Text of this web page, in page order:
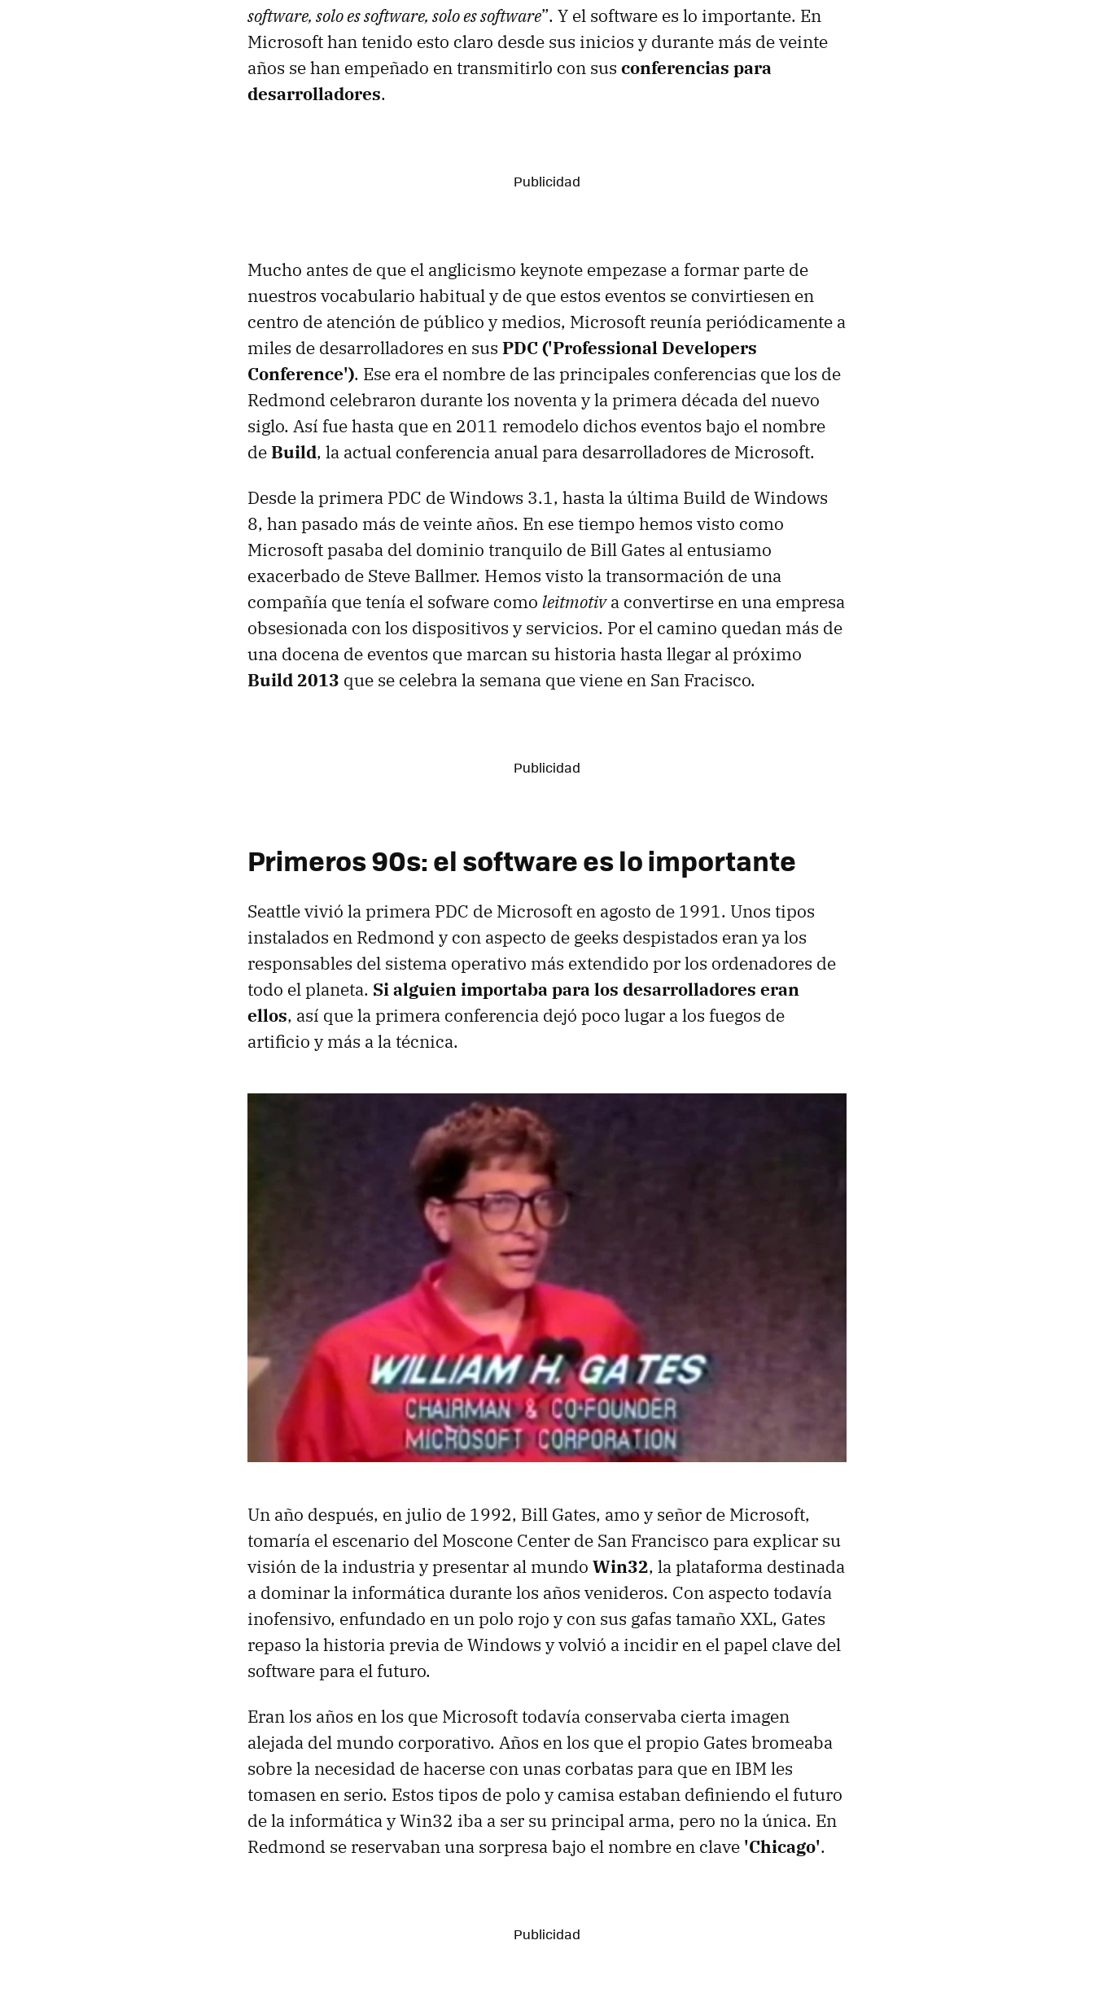
software, solo es software, solo es software”. Y el software es lo importante. En
Microsoft han tenido esto claro desde sus inicios y durante más de veinte
años se han empeñado en transmitirlo con sus conferencias para
desarrolladores.
Mucho antes de que el anglicismo keynote empezase a formar parte de
nuestros vocabulario habitual y de que estos eventos se convirtiesen en
centro de atención de público y medios, Microsoft reunía periódicamente a
miles de desarrolladores en sus PDC ('Professional Developers
Conference'). Ese era el nombre de las principales conferencias que los de
Redmond celebraron durante los noventa y la primera década del nuevo
siglo. Así fue hasta que en 2011 remodelo dichos eventos bajo el nombre
deBuild, la actual conferencia anual para desarrolladores de Microsoft.
Desde la primera PDC de Windows 3.1, hasta la última Build de Windows
8, han pasado más de veinte años. En ese tiempo hemos visto como
Microsoft pasaba del dominio tranquilo de Bill Gates al entusiamo
exacerbado de Steve Ballmer. Hemos visto la transormación de una
compañía que tenía el sofware como leitmotiva convertirse en una empresa
obsesionada con los dispositivos y servicios. Por el camino quedan más de
una docena de eventos que marcan su historia hasta llegar al próximo
Build 2013 que se celebra la semana que viene en San Fracisco.
Primeros 90s: el software es lo importante
Seattle vivió la primera PDC de Microsoft en agosto de 1991. Unos tipos
instalados en Redmond y con aspecto de geeks despistados eran ya los
responsables del sistema operativo más extendido por los ordenadores de
todo el planeta. Si alguien importaba para los desarrolladores eran
ellos, así que la primera conferencia dejó poco lugar a los fuegos de
artificio y más a la técnica.
Un año después, en julio de 1992, Bill Gates, amo y señor de Microsoft,
tomaría el escenario del Moscone Center de San Francisco para explicar su
visión de la industria y presentar al mundo Win32, la plataforma destinada
a dominar la informática durante los años venideros. Con aspecto todavía
inofensivo, enfundado en un polo rojo y con sus gafas tamaño XXL, Gates
repaso la historia previa de Windows y volvió a incidir en el papel clave del
software para el futuro.
Eran los años en los que Microsoft todavía conservaba cierta imagen
alejada del mundo corporativo. Años en los que el propio Gates bromeaba
sobre la necesidad de hacerse con unas corbatas para que en IBM les
tomasen en serio. Estos tipos de polo y camisa estaban definiendo el futuro
de la informática y Win32 iba a ser su principal arma, pero no la única. En
Redmond se reservaban una sorpresa bajo el nombre en clave 'Chicago'.